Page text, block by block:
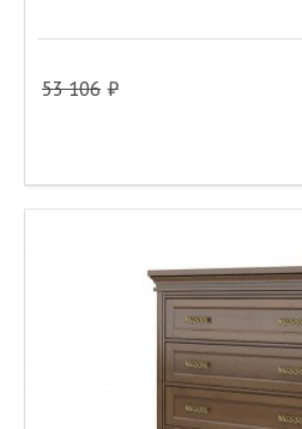
53 106